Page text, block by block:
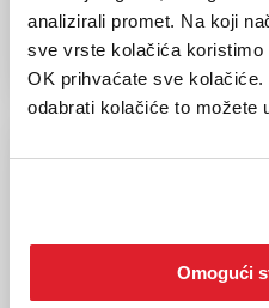
analizirali promet. Na koji
sve vrste kolačića koristimo
OK prihvaćate sve
odabrati kolačiće to možete
Omogući